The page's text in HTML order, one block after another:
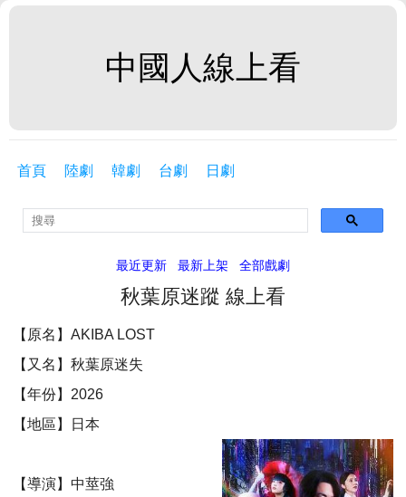
中國人線上看
首頁 陸劇 韓劇 台劇 日劇
最近更新 最新上架 全部戲劇
秋葉原迷蹤 線上看
【原名】AKIBA LOST
【又名】秋葉原迷失
【年份】2026
【地區】日本
【導演】中莖強